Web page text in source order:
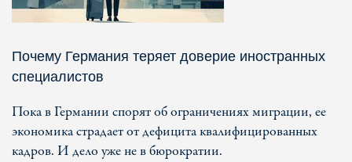
Почему Германия теряет доверие иностранных
специалистов
Пока в Германии спорят об ограничениях миграции, ее
экономика страдает от дефицита квалифицированных
кадров. И дело уже не в бюрократии.